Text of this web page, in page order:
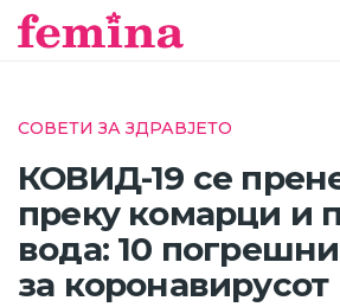
СОВЕТИ ЗА ЗДРАВЈЕТО
КОВИД-19 се
преку комарци и
вода: 10
за коронавирусот